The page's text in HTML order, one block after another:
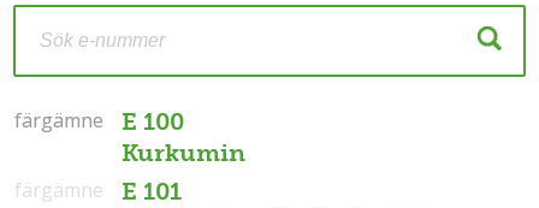
E 100
Kurkumin
färgämne
färgämne
E 101
färgämne